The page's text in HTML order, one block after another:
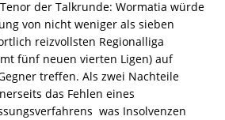
der Talkrunde: Wormatia würde
von nicht weniger als sieben
reizvollsten Regionalliga
fünf neuen vierten Ligen) auf
treffen. Als zwei Nachteile
das Fehlen eines
 was Insolvenzen